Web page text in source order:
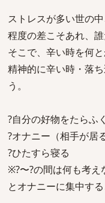
ストレスが多い世の中
程度の差こそあれ、
そこで、辛い時を何と
精神的に辛い時・落
う。
?自分の好物をたらふ
?オナニー（相手が居
?ひたすら寝る
※?〜?の間は何も考
とオナニーに集中す